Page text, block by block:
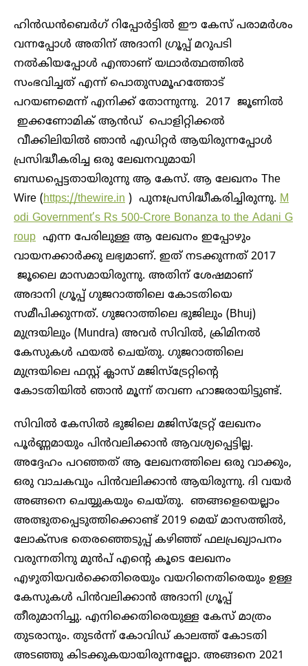
ഹിൻഡൻബെർഗ് റിപ്പോർട്ടിൽ ഈ കേസ് പരാമർശം
വന്നപ്പോൾ അതിന് അദാനി ഗ്രൂപ്പ് മറുപടി
നൽകിയപ്പോൾ എന്താണ് യഥാർത്ഥത്തിൽ
സംഭവിച്ചത് എന്ന് പൊതുസമൂഹത്തോട്
പറയണമെന്ന് എനിക്ക് തോന്നുന്നു. 2017 ജൂണിൽ
ഇക്കണോമിക് ആൻഡ് പൊളിറ്റിക്കൽ
വീക്കിലിയിൽ ഞാൻ എഡിറ്റർ ആയിരുന്നപ്പോൾ
പ്രസിദ്ധീകരിച്ച ഒരു ലേഖനവുമായി
ബന്ധപ്പെട്ടതായിരുന്നു ആ കേസ്. ആ ലേഖനം The
Wire (https://thewire.in ) പുനഃപ്രസിദ്ധീകരിച്ചിരുന്നു. M
odi Government’s Rs 500-Crore Bonanza to the Adani G
roup എന്ന പേരിലുള്ള ആ ലേഖനം ഇപ്പോഴും
വായനക്കാർക്കു ലഭ്യമാണ്. ഇത് നടക്കുന്നത് 2017
ജൂലൈ മാസമായിരുന്നു. അതിന് ശേഷമാണ്
അദാനി ഗ്രൂപ്പ് ഗുജറാത്തിലെ കോടതിയെ
സമീപിക്കുന്നത്. ഗുജറാത്തിലെ ഭുജിലും (Bhuj)
മുന്ദ്രയിലും (Mundra) അവർ സിവിൽ, ക്രിമിനൽ
കേസുകൾ ഫയൽ ചെയ്തു. ഗുജറാത്തിലെ
മുന്ദ്രയിലെ ഫസ്റ്റ് ക്ലാസ് മജിസ്‌ട്രേറ്റിന്റെ
കോടതിയിൽ ഞാൻ മൂന്ന് തവണ ഹാജരായിട്ടുണ്ട്.
സിവിൽ കേസിൽ ഭുജിലെ മജിസ്‌ട്രേറ്റ് ലേഖനം
പൂർണ്ണമായും പിൻവലിക്കാൻ ആവശ്യപ്പെട്ടില്ല.
അദ്ദേഹം പറഞ്ഞത് ആ ലേഖനത്തിലെ ഒരു വാക്കും,
ഒരു വാചകവും പിൻവലിക്കാൻ ആയിരുന്നു. ദി വയർ
അങ്ങനെ ചെയ്യുകയും ചെയ്തു. ഞങ്ങളെയെല്ലാം
അത്ഭുതപ്പെടുത്തിക്കൊണ്ട് 2019 മെയ് മാസത്തിൽ,
ലോക്സഭ തെരഞ്ഞെടുപ്പ് കഴിഞ്ഞ് ഫലപ്രഖ്യാപനം
വരുന്നതിനു മുൻപ് എന്റെ കൂടെ ലേഖനം
എഴുതിയവർക്കെതിരെയും വയറിനെതിരെയും ഉള്ള
കേസുകൾ പിൻവലിക്കാൻ അദാനി ഗ്രൂപ്പ്
തീരുമാനിച്ചു. എനിക്കെതിരെയുള്ള കേസ് മാത്രം
തുടരാനും. തുടർന്ന് കോവിഡ് കാലത്ത് കോടതി
അടഞ്ഞു കിടക്കുകയായിരുന്നല്ലോ. അങ്ങനെ 2021